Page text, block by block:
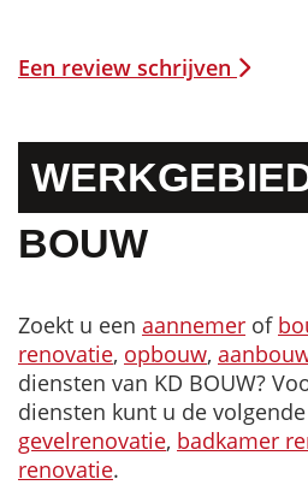
Een review schrijven
BOUW
Zoekt u een aannemer of
renovatie, opbouw,
diensten van KD BOUW?
diensten kunt u de volgende
gevelrenovatie, badkamer
renovatie.